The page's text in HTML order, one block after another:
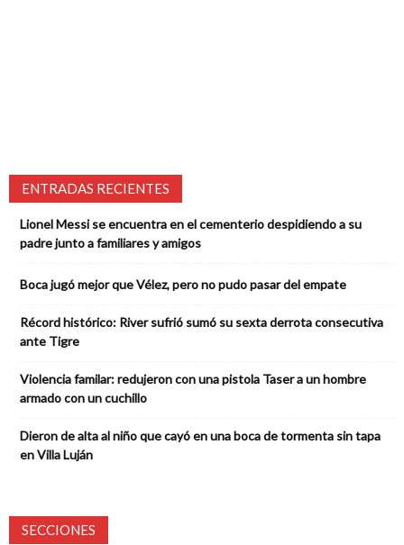
ENTRADAS RECIENTES
Lionel Messi se encuentra en el cementerio despidiendo a su
padre junto a familiares y amigos
Boca jugó mejor que Vélez, pero no pudo pasar del empate
Récord histórico: River sufrió sumó su sexta derrota consecutiva
ante Tigre
Violencia familar: redujeron con una pistola Taser a un hombre
armado con un cuchillo
Dieron de alta al niño que cayó en una boca de tormenta sin tapa
en Villa Luján
SECCIONES